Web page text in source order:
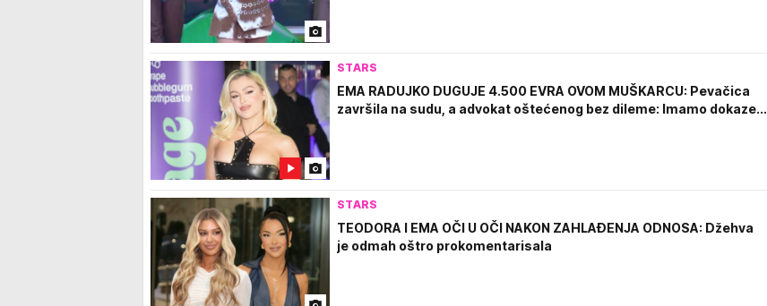
STARS
EMA RADUJKO DUGUJE 4.500 EVRA OVOM MUŠKARCU: Pevačica
završila na sudu, a advokat oštećenog bez dileme: Imamo dokaze...
STARS
TEODORA I EMA OČI U OČI NAKON ZAHLAĐENJA ODNOSA: Džehva
je odmah oštro prokomentarisala